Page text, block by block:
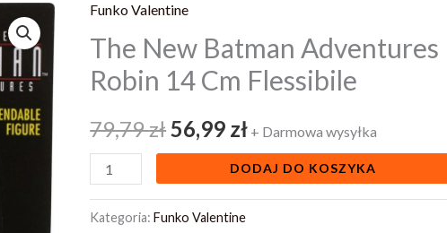
Funko Valentine
The New Batman
Robin 14 Cm Flessibile
79,79zł
Pierwotna
cena
79,79 zł.
56,99 zł
cena
56,99 zł.
+ Darmowa wysyłka
ilość
The
New
Batman
Adventures
Bendable
Figure
Robin
14
DODAJ DO KOSZYKA
Kategoria:Funko Valentine